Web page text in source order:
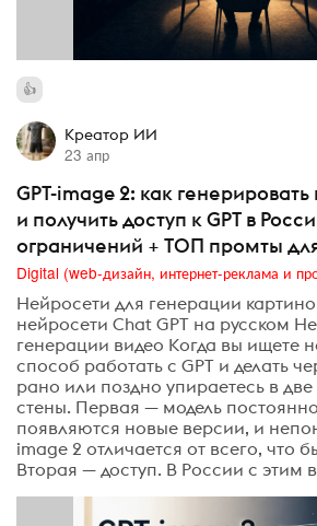
Креатор ИИ
23 апр
GPT-image 2: как генерировать
и получить доступ к GPT в
ограничений + ТОП промты
Нейросети для генерации
нейросети Chat GPT на русском
генерации видео Когда вы ищете
способ работать с GPT и делать
рано или поздно упираетесь в
стены. Первая — модель
появляются новые версии, и
image 2 отличается от всего, что
Вторая — доступ. В России с этим